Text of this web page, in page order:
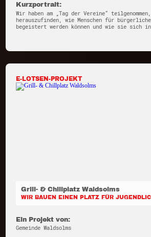
Kurzportrait:
Wir haben am „Tag der Vereine“
herauszufinden, wie Menschen für
begeistert werden können und wie sie sich
E-LOTSEN-PROJEKT
Grill- & Chillplatz Waldsolms
WIR BAUEN EINEN PLATZ FÜR
Ein Projekt von:
Gemeinde Waldsolms